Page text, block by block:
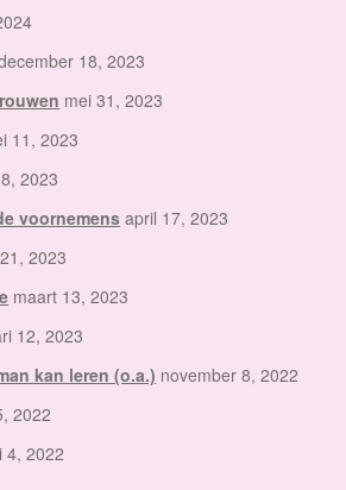
18, 2023
mei 31, 2023
11, 2023
2023
voornemens april 17, 2023
2023
maart 13, 2023
12, 2023
kan leren (o.a.) november 8, 2022
2022
4, 2022